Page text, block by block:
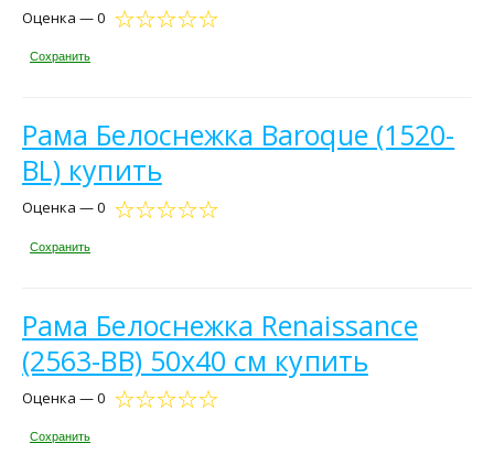
Оценка — 0
Сохранить
Рама Белоснежка Baroque (1520-
BL) купить
Оценка — 0
Сохранить
Рама Белоснежка Renaissance
(2563-BB) 50x40 см купить
Оценка — 0
Сохранить